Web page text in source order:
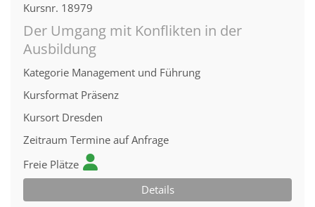
Kursnr. 18979
Der Umgang mit Konflikten in der
Ausbildung
Kategorie Management und Führung
Kursformat Präsenz
Kursort Dresden
Zeitraum Termine auf Anfrage
Freie Plätze
Details